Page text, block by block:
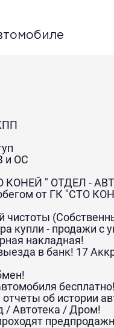
и ОС
КОНЕЙ " ОТДЕЛ -
от ГК "СТО
чистоты
купли - продажи с
накладная!
в банк! 17
бесплатно!
об истории
/ Автотека / Дром!